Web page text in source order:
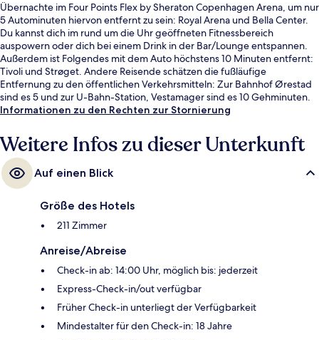
Übernachte im Four Points Flex by Sheraton Copenhagen Arena, um nur
5 Autominuten hiervon entfernt zu sein: Royal Arena und Bella Center.
Du kannst dich im rund um die Uhr geöffneten Fitnessbereich
auspowern oder dich bei einem Drink in der Bar/Lounge entspannen.
Außerdem ist Folgendes mit dem Auto höchstens 10 Minuten entfernt:
Tivoli und Strøget. Andere Reisende schätzen die fußläufige
Entfernung zu den öffentlichen Verkehrsmitteln: Zur Bahnhof Ørestad
sind es 5 und zur U-Bahn-Station, Vestamager sind es 10 Gehminuten.
Informationen zu den Rechten zur Stornierung
Weitere Infos zu dieser Unterkunft
Auf einen Blick
Größe des Hotels
211 Zimmer
Anreise/Abreise
Check-in ab: 14:00 Uhr, möglich bis: jederzeit
Express-Check-in/out verfügbar
Früher Check-in unterliegt der Verfügbarkeit
Mindestalter für den Check-in: 18 Jahre